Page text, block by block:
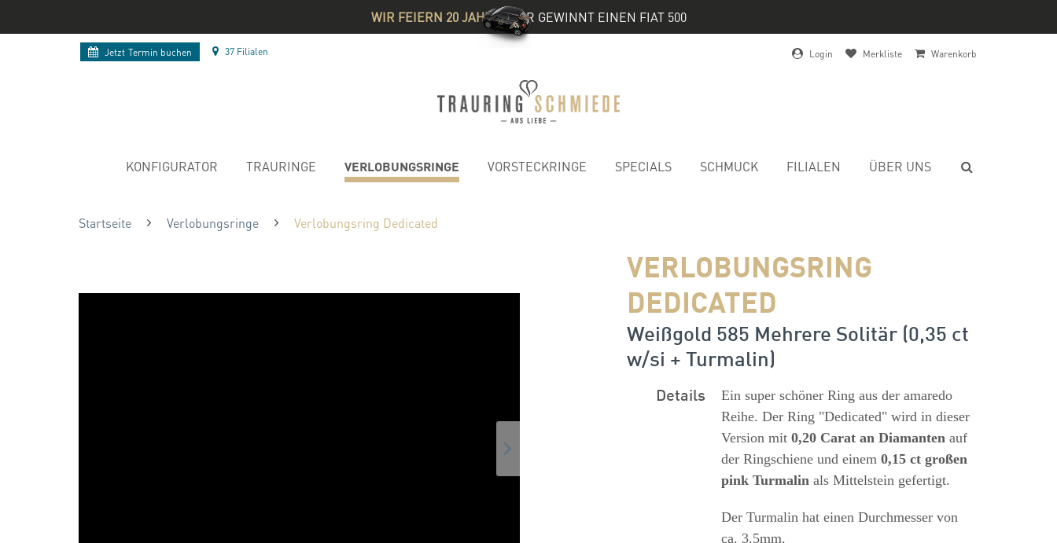
WIR FEIERN 20 JAHRE& IHR GEWINNT EINEN FIAT 500
Jetzt Termin buchen 37 Filialen Login Merkliste Warenkorb
KONFIGURATOR TRAURINGE VERLOBUNGSRINGE VORSTECKRINGE SPECIALS SCHMUCK FILIALEN ÜBER UNS
Startseite Verlobungsringe Verlobungsring Dedicated
VERLOBUNGSRING
DEDICATED
Weißgold 585 Mehrere Solitär (0,35 ct
w/si + Turmalin)
Details
Ein super schöner Ring aus der amaredo
Reihe. Der Ring "Dedicated" wird in dieser
Version mit 0,20 Carat an Diamantenauf
der Ringschiene und einem 0,15 ct großen
pink Turmalinals Mittelstein gefertigt.
Der Turmalin hat einen Durchmesser von
ca. 3.5mm.